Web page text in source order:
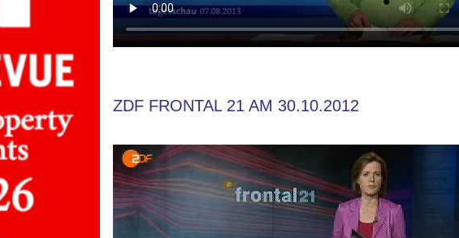
ZDF FRONTAL 21 AM 30.10.2012